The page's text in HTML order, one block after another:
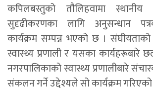
कपिलबस्तुको तौलिहवामा स्थानीय
सुदृढीकरणका लागि अनुसन्धान
कार्यक्रम सम्पन्न भएको छ । संघीयताको
स्वास्थ्य प्रणाली र यसका
नगरपालिकाको स्वास्थ्य प्रणालीबारे
संकलन गर्ने उद्देश्यले सो कार्यक्रम गरिएको